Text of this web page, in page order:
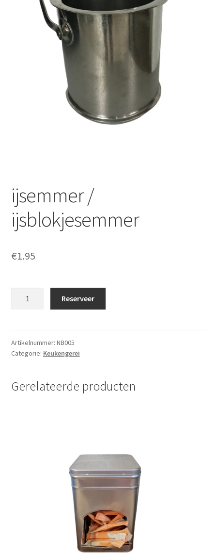
Offerte aanvraag
ijsemmer /
ijsblokjesemmer
€1.95
Reserveer
Artikelnummer: NB005
Categorie: Keukengerei
Gerelateerde producten